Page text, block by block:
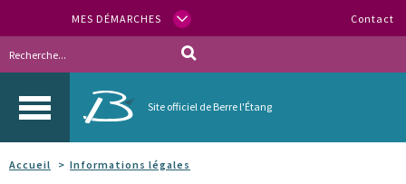
MES DÉMARCHES Contact
Site officiel de Berre l'Étang
Accueil Informations légales